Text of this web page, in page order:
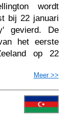
wordt
bij 22 januari
gevierd. De
het eerste
op 22
Meer >>